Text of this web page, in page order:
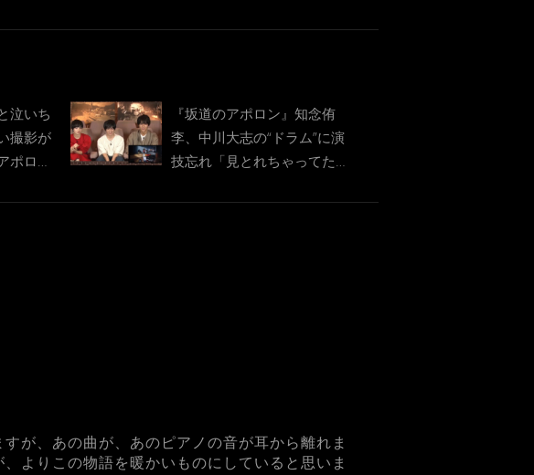
泣いち
撮影が
ポロ
『坂道のアポロン』知念侑
李、中川大志の“ドラム”に演
技忘れ「見とれちゃってた」
が、あの曲が、あのピアノの音が耳から離れま
よりこの物語を暖かいものにしていると思いま